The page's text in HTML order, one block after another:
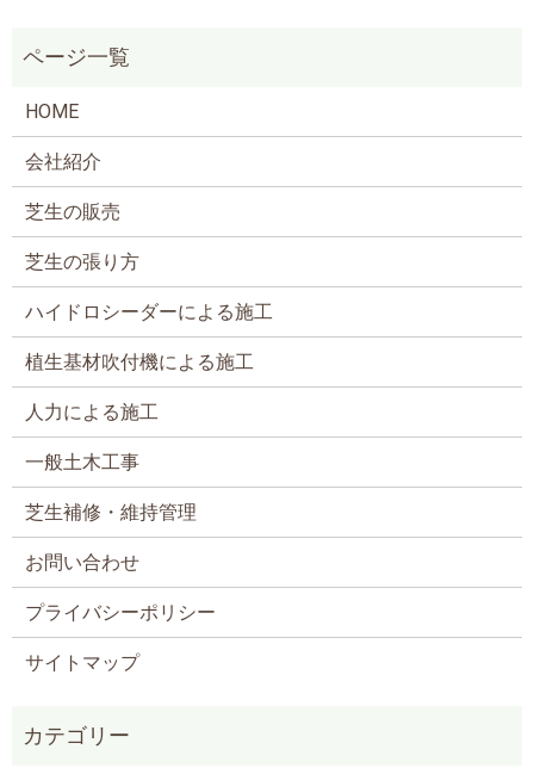
HOME
会社紹介
芝生の販売
芝生の張り方
ハイドロシーダーによる施工
植生基材吹付機による施工
人力による施工
一般土木工事
芝生補修・維持管理
お問い合わせ
プライバシーポリシー
サイトマップ